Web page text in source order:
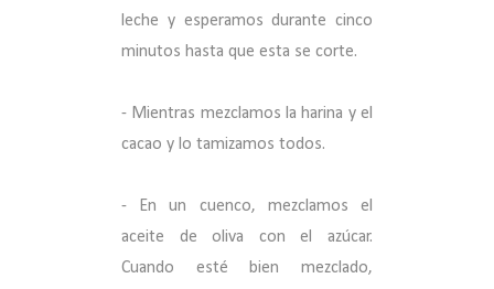
leche y esperamos durante cinco
minutos hasta que esta se corte.
- Mientras mezclamos la harina y el
cacao y lo tamizamos todos.
- En un cuenco, mezclamos el
aceite de oliva con el azúcar.
Cuando esté bien mezclado,